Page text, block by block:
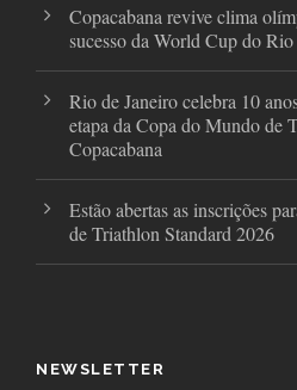
Copacabana revive clima
sucesso da World Cup do Rio
Rio de Janeiro celebra 10
etapa da Copa do Mundo de
Copacabana
Estão abertas as inscrições
de Triathlon Standard 2026
NEWSLETTER